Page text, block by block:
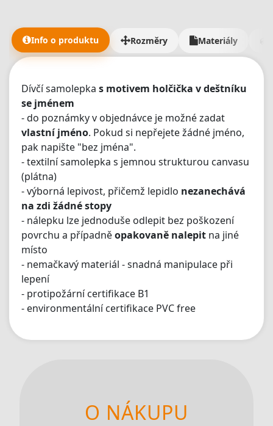
trvalo mnohem déle než mělo. 5/5 je malo, ale vic tu dat
nejde🫶"
Info o produktu Rozměry Materiály
Dívčí samolepka s motivem holčička v deštníku
se jménem
- do poznámky v objednávce je možné zadat
vlastní jméno. Pokud si nepřejete žádné jméno,
pak napište "bez jména".
- textilní samolepka s jemnou strukturou canvasu
(plátna)
- výborná lepivost, přičemž lepidlo nezanechává
na zdi žádné stopy
- nálepku lze jednoduše odlepit bez poškození
povrchu a případněopakovaně nalepit na jiné
místo
- nemačkavý materiál - snadná manipulace při
lepení
- protipožární certifikace B1
- environmentální certifikace PVC free
O NÁKUPU